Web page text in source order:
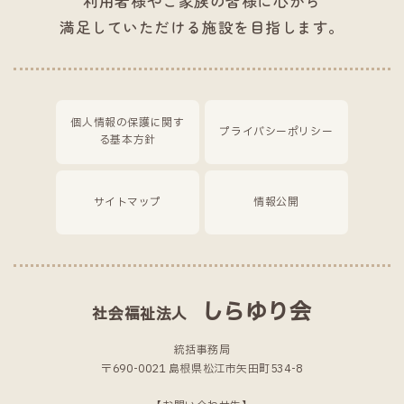
満足していただける施設を目指します。
個人情報の保護に関す
る基本方針
プライバシーポリシー
サイトマップ 情報公開
社会福祉法人 しらゆり会
統括事務局
〒690-0021 島根県松江市矢田町534-8